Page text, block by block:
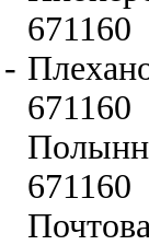
671160
671160
671160